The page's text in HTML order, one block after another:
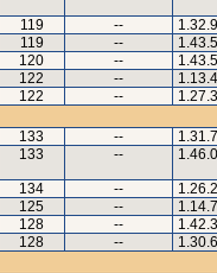
119 --
119 --
120 --
122 --
122 --
133 --
133 --
134 --
125 --
128 --
128 --